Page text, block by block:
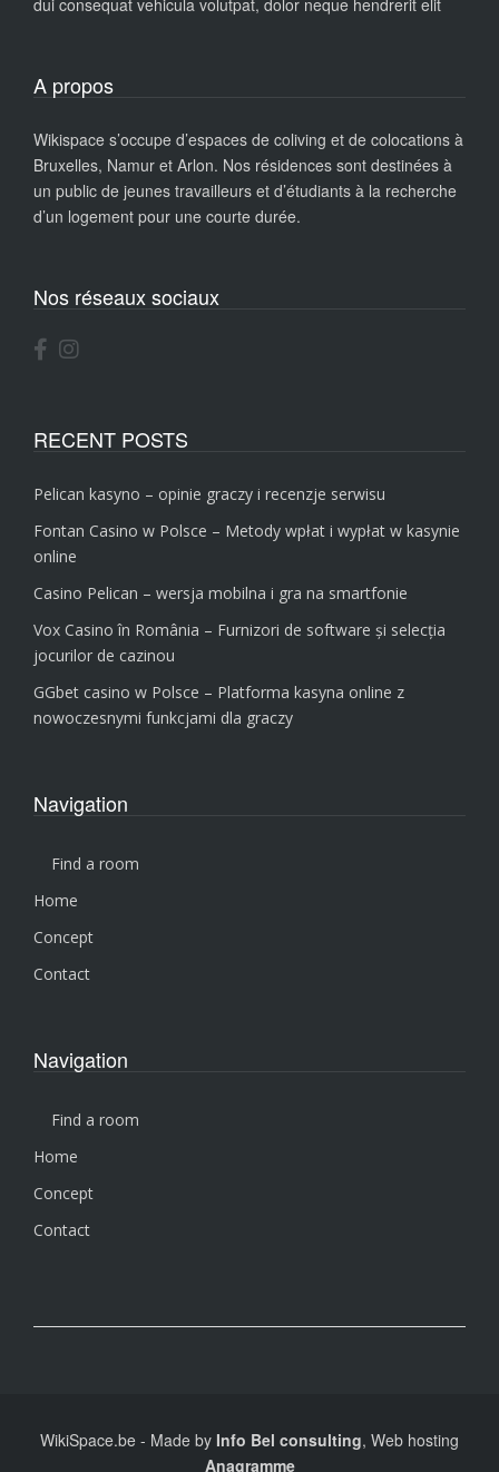
A propos
Wikispace s’occupe d’espaces de coliving et de colocations à
Bruxelles, Namur et Arlon. Nos résidences sont destinées à
un public de jeunes travailleurs et d’étudiants à la recherche
d’un logement pour une courte durée.
Nos réseaux sociaux
RECENT POSTS
Pelican kasyno – opinie graczy i recenzje serwisu
Fontan Casino w Polsce – Metody wpłat i wypłat w kasynie
online
Casino Pelican – wersja mobilna i gra na smartfonie
Vox Casino în România – Furnizori de software și selecția
jocurilor de cazinou
GGbet casino w Polsce – Platforma kasyna online z
nowoczesnymi funkcjami dla graczy
Navigation
Find a room
Home
Concept
Contact
Navigation
Find a room
Home
Concept
Contact
WikiSpace.be - Made by Info Bel consulting, Web hosting
Anagramme